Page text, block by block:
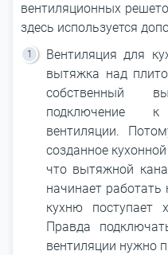
вентиляционных
здесь используется
Вентиляция для
вытяжка над
собственный
подключение к
вентиляции.
созданное
что вытяжной
начинает работать
кухню поступает
Правда
вентиляции нужно